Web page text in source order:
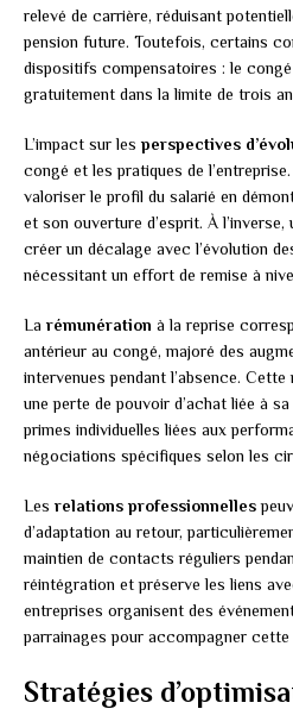
relevé de carrière, réduisant
pension future. Toutefois, certains
dispositifs compensatoires : le
gratuitement dans la limite de trois
L’impact sur les perspectives
congé et les pratiques de
valoriser le profil du salarié en
et son ouverture d’esprit. À
créer un décalage avec l’évolution
nécessitant un effort de remise à
La rémunération à la reprise
antérieur au congé, majoré des
intervenues pendant l’absence.
une perte de pouvoir d’achat liée à
primes individuelles liées aux
négociations spécifiques selon les
Les relations professionnelles
d’adaptation au retour,
maintien de contacts réguliers
réintégration et préserve les liens
entreprises organisent des
parrainages pour accompagner
Stratégies